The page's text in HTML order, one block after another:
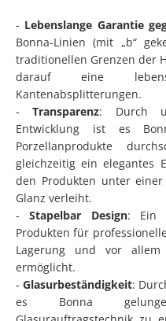
- Lebenslange Garantie
Bonna-Linien (mit „b“
traditionellen Grenzen der
darauf eine
Kantenabsplitterungen.
-Transparenz: Durch
Entwicklung ist es
Porzellanprodukte
gleichzeitig ein elegantes
den Produkten unter
Glanz verleiht.
-Stapelbar Design: Ein
Produkten für
Lagerung und vor allem
ermöglicht.
-Glasurbeständigkeit:
es Bonna